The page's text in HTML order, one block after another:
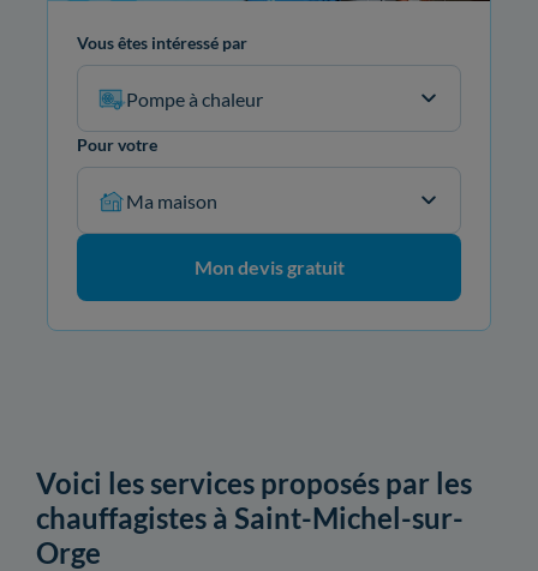
Vous êtes intéressé par
Pompe à chaleur
Pour votre
Ma maison
Mon devis gratuit
Voici les services proposés par les
chauffagistes à Saint-Michel-sur-
Orge